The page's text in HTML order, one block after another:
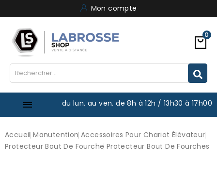
Mon compte
0
 du lun. au ven. de 8h à 12h / 13h30 à 17h00
Accueil Manutention Accessoires Pour Chariot Élévateur
Protecteur Bout De Fourche Protecteur Bout De Fourches